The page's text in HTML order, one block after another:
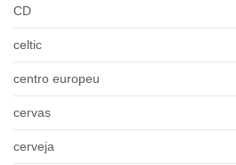
CD
celtic
centro europeu
cervas
cerveja